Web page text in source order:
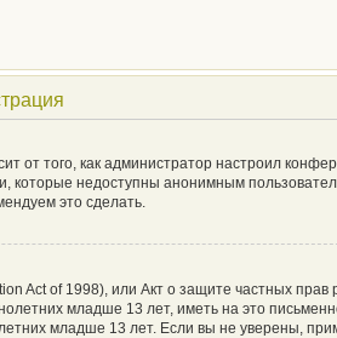
от того, как администратор настроил
которые недоступны анонимным
это сделать.
Act of 1998), или Акт о защите частных
младше 13 лет, иметь на это
младше 13 лет. Если вы не уверены,